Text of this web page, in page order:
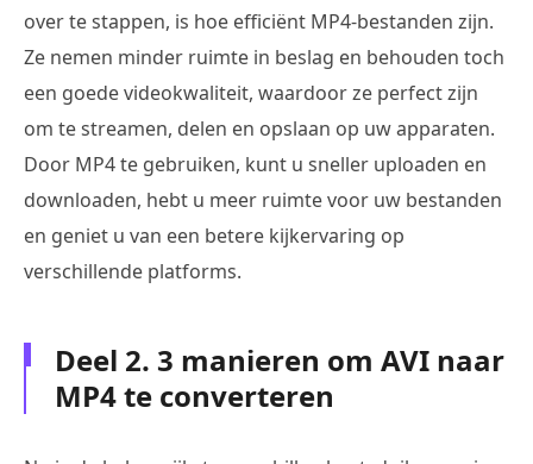
over te stappen, is hoe efficiënt MP4-bestanden zijn.
Ze nemen minder ruimte in beslag en behouden toch
een goede videokwaliteit, waardoor ze perfect zijn
om te streamen, delen en opslaan op uw apparaten.
Door MP4 te gebruiken, kunt u sneller uploaden en
downloaden, hebt u meer ruimte voor uw bestanden
en geniet u van een betere kijkervaring op
verschillende platforms.
Deel 2. 3 manieren om AVI naar
MP4 te converteren